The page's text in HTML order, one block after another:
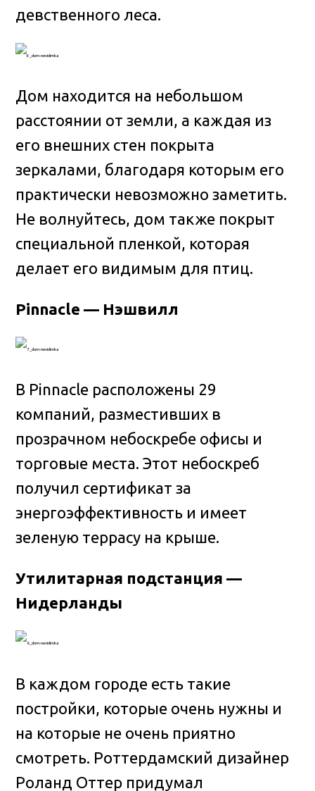
девственного леса.
Дом находится на небольшом
расстоянии от земли, а каждая из
его внешних стен покрыта
зеркалами, благодаря которым его
практически невозможно заметить.
Не волнуйтесь, дом также покрыт
специальной пленкой, которая
делает его видимым для птиц.
Pinnacle — Нэшвилл
В Pinnacle расположены 29
компаний, разместивших в
прозрачном небоскребе офисы и
торговые места. Этот небоскреб
получил сертификат за
энергоэффективность и имеет
зеленую террасу на крыше.
Утилитарная подстанция —
Нидерланды
В каждом городе есть такие
постройки, которые очень нужны и
на которые не очень приятно
смотреть. Роттердамский дизайнер
Роланд Оттер придумал